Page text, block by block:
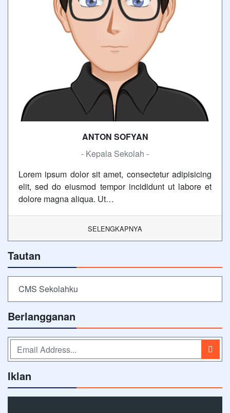
ANTON SOFYAN
- Kepala Sekolah -
Lorem ipsum dolor sit amet, consectetur adipisicing
elit, sed do eiusmod tempor incididunt ut labore et
dolore magna aliqua. Ut…
SELENGKAPNYA
Tautan
CMS Sekolahku
Berlangganan
Iklan